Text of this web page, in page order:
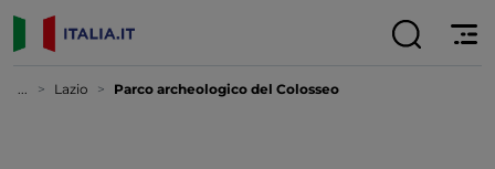
... Lazio Parco archeologico del Colosseo